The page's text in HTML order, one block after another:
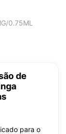
0.75ML
de
para o